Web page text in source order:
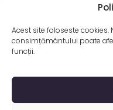
Acest site foloseste
consimțământului poate
funcții.